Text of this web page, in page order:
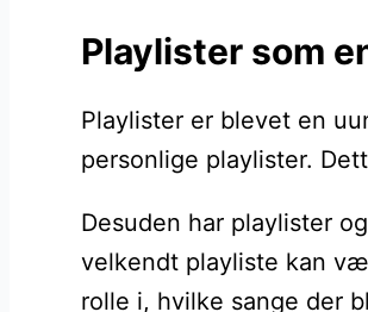
Playlister som
Playlister er blevet en
personlige playlister.
Desuden har playlister
velkendt playliste kan
rolle i, hvilke sange der